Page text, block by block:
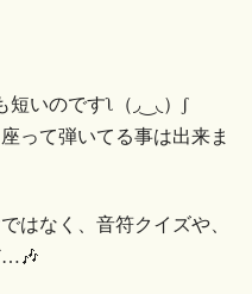
いのですʅ（◞‿◟）ʃ
って弾いてる事は出来ま
はなく、音符クイズや、
…🎶